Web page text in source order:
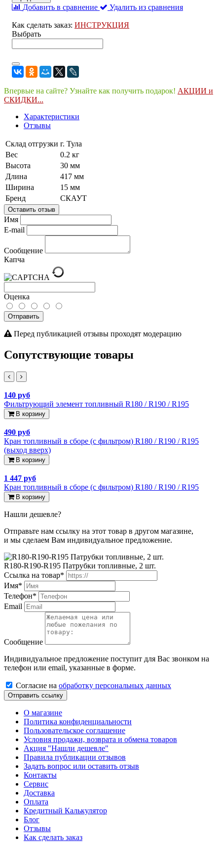
Добавить в сравнение Удалить из сравнения
Как сделать заказ: ИНСТРУКЦИЯ
Выбрать
Впервые на сайте? Узнайте как получить подарок! АКЦИИ и
СКИДКИ...
Характеристики
Отзывы
Склад отгрузки г. Тула
Вес
0.2 кг
Высота
30 мм
Длина
417 мм
Ширина
15 мм
Бренд
СКАУТ
Оставить отзыв
Имя
E-mail
Сообщение
Капча
Оценка
Отправить
Перед публикацией отзывы проходят модерацию
Сопутствующие товары
140 руб
Фильтрующий элемент топливный R180 / R190 / R195
В корзину
490 руб
Кран топливный в сборе (с фильтром) R180 / R190 / R195
(выход вверх)
В корзину
1 447 руб
Кран топливный в сборе (с фильтром) R180 / R190 / R195
В корзину
Нашли дешевле?
Отправьте нам ссылку на этот товар в другом магазине,
и мы сделаем Вам индивидуальное предложение.
R180-R190-R195 Патрубки топливные, 2 шт.
Ссылка на товар*
Имя*
Телефон*
Email
Сообщение
Индивидуальное предложение поступит для Вас звонком на
телефон или email, указанные в форме.
Cогласиe на обработку персональных данных
Отправить ссылку
О магазине
Политика конфиденциальности
Пользовательское соглашение
Условия продажи, возврата и обмена товаров
Акция "Нашли дешевле"
Правила публикации отзывов
Задать вопрос или оставить отзыв
Контакты
Сервис
Доставка
Оплата
Кредитный Калькулятор
Блог
Отзывы
Как сделать заказ